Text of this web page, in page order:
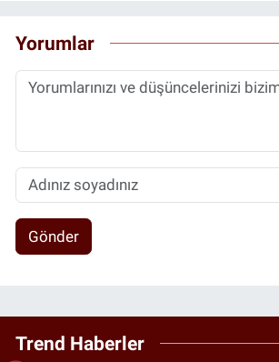
Yorumlar
Gönder
Trend Haberler